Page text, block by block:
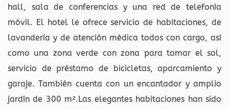
hall, sala de conferencias y una red de telefonía
móvil. El hotel le ofrece servicio de habitaciones, de
lavandería y de atención médica todos con cargo, así
como una zona verde con zona para tomar el sol,
servicio de préstamo de bicicletas, aparcamiento y
garaje. También cuenta con un encantador y amplio
jardín de 300 m².Las elegantes habitaciones han sido